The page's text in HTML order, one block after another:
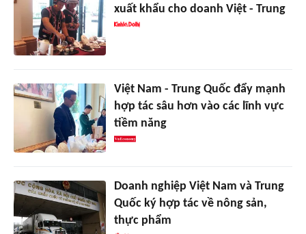
xuất khẩu cho doanh Việt - Trung
Việt Nam - Trung Quốc đẩy mạnh
hợp tác sâu hơn vào các lĩnh vực
tiềm năng
Doanh nghiệp Việt Nam và Trung
Quốc ký hợp tác về nông sản,
thực phẩm